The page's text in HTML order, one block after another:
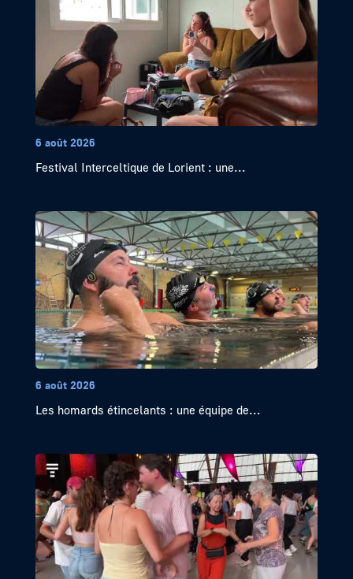
6 août 2026
Festival Interceltique de Lorient : une...
6 août 2026
Les homards étincelants : une équipe de...